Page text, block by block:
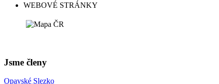
WEBOVÉ STRÁNKY
Jsme členy
Opavské Slezko